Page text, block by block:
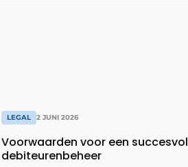
LEGAL 2 JUNI 2026
Voorwaarden voor een succesvol
debiteurenbeheer